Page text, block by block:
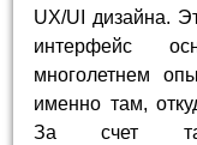
UX/UI дизайна.
интерфейс
многолетнем
именно там,
За счет